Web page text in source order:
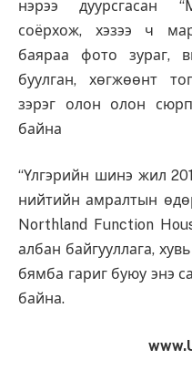
нэрээ дуурсгасан
соёрхож, хэзээ ч
баяраа фото зураг,
буулган, хөгжөөнт
зэрэг олон олон
байна
“Үлгэрийн шинэ жил
нийтийн амралтын
Northland Function
албан байгууллага,
бямба гариг буюу энэ
байна.